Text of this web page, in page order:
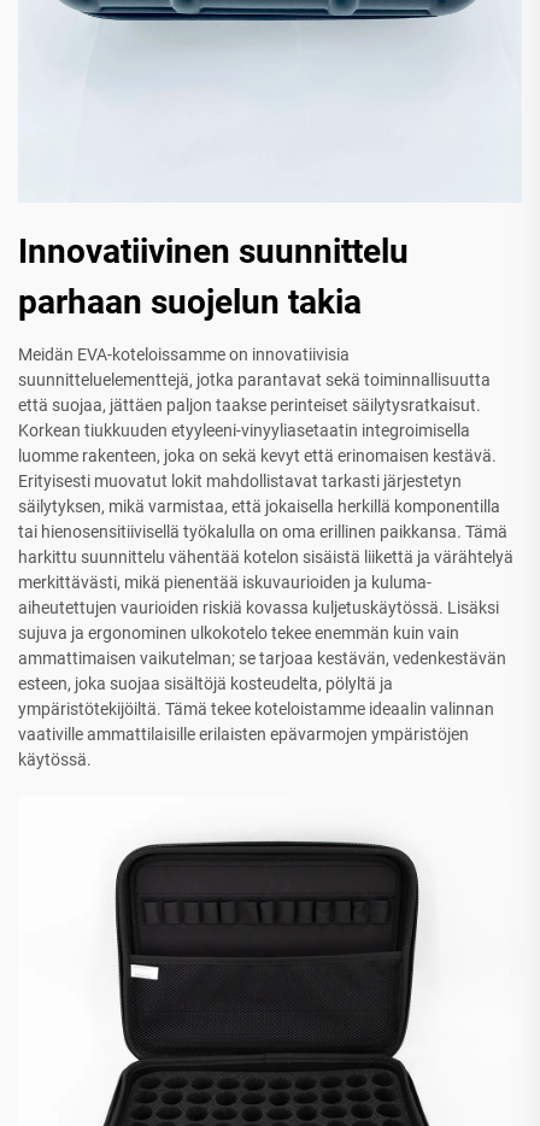
Innovatiivinen suunnittelu
parhaan suojelun takia
Meidän EVA-koteloissamme on innovatiivisia
suunnitteluelementtejä, jotka parantavat sekä toiminnallisuutta
että suojaa, jättäen paljon taakse perinteiset säilytysratkaisut.
Korkean tiukkuuden etyyleeni-vinyyliasetaatin integroimisella
luomme rakenteen, joka on sekä kevyt että erinomaisen kestävä.
Erityisesti muovatut lokit mahdollistavat tarkasti järjestetyn
säilytyksen, mikä varmistaa, että jokaisella herkillä komponentilla
tai hienosensitiivisellä työkalulla on oma erillinen paikkansa. Tämä
harkittu suunnittelu vähentää kotelon sisäistä liikettä ja värähtelyä
merkittävästi, mikä pienentää iskuvaurioiden ja kuluma-
aiheutettujen vaurioiden riskiä kovassa kuljetuskäytössä. Lisäksi
sujuva ja ergonominen ulkokotelo tekee enemmän kuin vain
ammattimaisen vaikutelman; se tarjoaa kestävän, vedenkestävän
esteen, joka suojaa sisältöjä kosteudelta, pölyltä ja
ympäristötekijöiltä. Tämä tekee koteloistamme ideaalin valinnan
vaativille ammattilaisille erilaisten epävarmojen ympäristöjen
käytössä.